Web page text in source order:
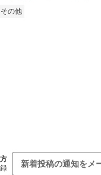
その他
新着投稿の通知をメ